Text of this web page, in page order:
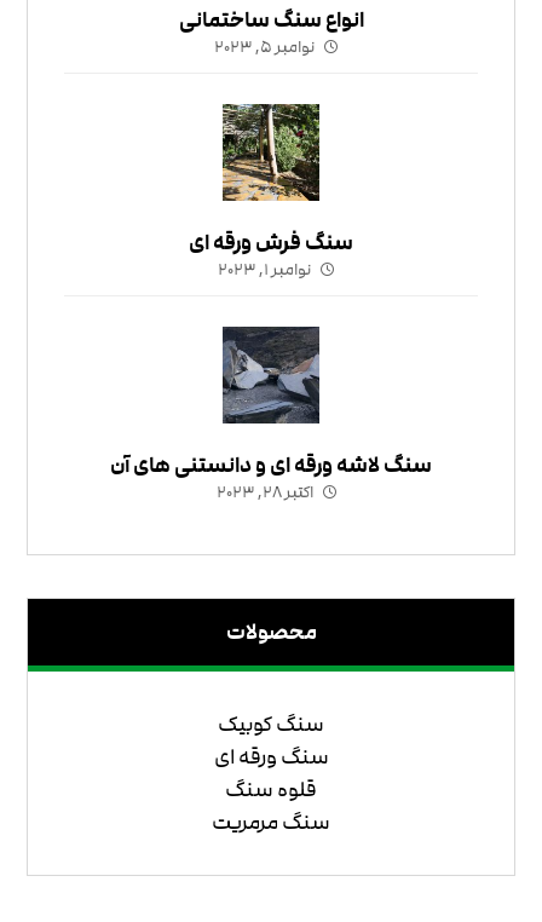
انواع سنگ ساختمانی
نوامبر ۵, ۲۰۲۳
سنگ فرش ورقه ای
نوامبر ۱, ۲۰۲۳
سنگ لاشه ورقه ای و دانستنی های آن
اکتبر ۲۸, ۲۰۲۳
محصولات
سنگ کوبیک
سنگ ورقه ای
قلوه سنگ
سنگ مرمریت